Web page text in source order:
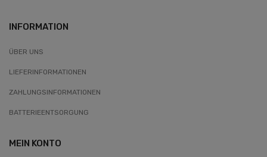
INFORMATION
ÜBER UNS
LIEFERINFORMATIONEN
ZAHLUNGSINFORMATIONEN
BATTERIEENTSORGUNG
MEIN KONTO